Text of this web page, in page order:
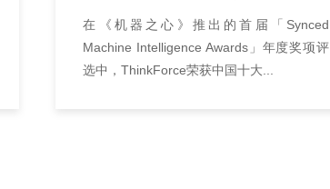
AI 公司称号
在《机器之心》推出的首届「Synced
Machine Intelligence Awards」年度奖项评
选中，ThinkForce荣获中国十大...